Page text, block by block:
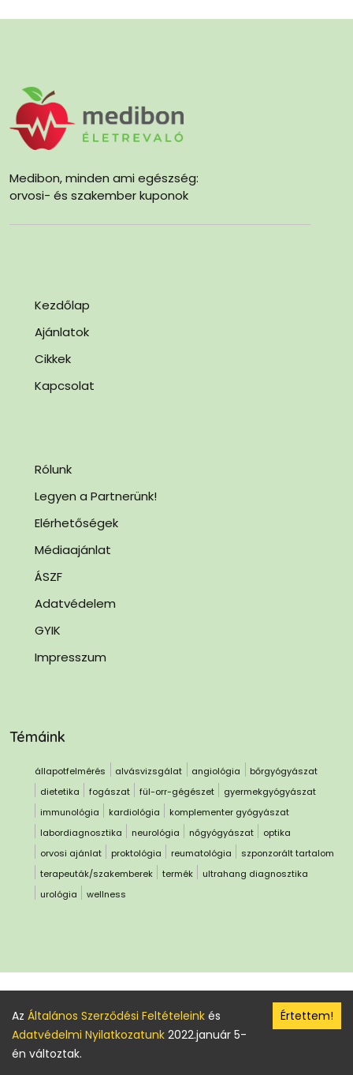
Medibon, minden ami egészség:
orvosi- és szakember kuponok
Kezdőlap
Ajánlatok
Cikkek
Kapcsolat
Rólunk
Legyen a Partnerünk!
Elérhetőségek
Médiaajánlat
ÁSZF
Adatvédelem
GYIK
Impresszum
Témáink
állapotfelmérés alvásvizsgálat angiológia
bőrgyógyászat
dietetika
fogászat fül-orr-gégészet
gyermekgyógyászat
immunológia
kardiológia
komplementer gyógyászat
labordiagnosztika
neurológia nőgyógyászat
optika
orvosi ajánlat
proktológia reumatológia
szponzorált tartalom
terapeuták/szakemberek
termék
ultrahang diagnosztika
urológia
wellness
© 2013-2026bonmedibon kft.
medibon@medibon.hu
Az Általános Szerződési Feltételeink és
Adatvédelmi Nyilatkozatunk 2022.január 5-
én változtak.
Értettem!